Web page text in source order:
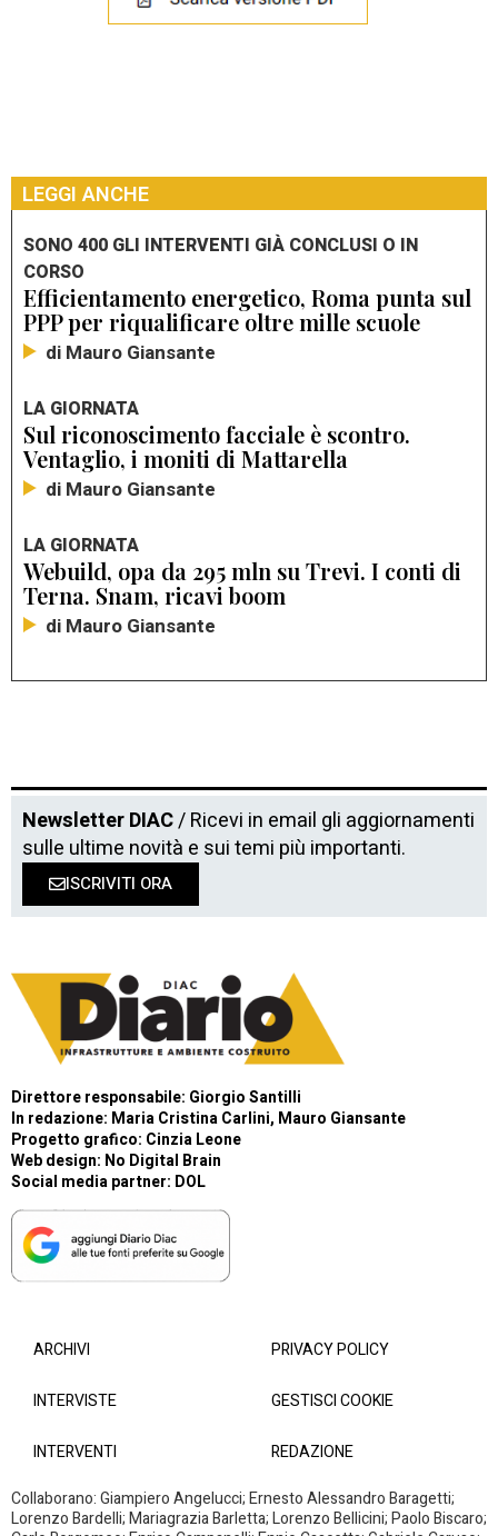
LEGGI ANCHE
SONO 400 GLI INTERVENTI GIÀ CONCLUSI O IN
CORSO
Efficientamento energetico, Roma punta sul
PPP per riqualificare oltre mille scuole
di Mauro Giansante
LA GIORNATA
Sul riconoscimento facciale è scontro.
Ventaglio, i moniti di Mattarella
di Mauro Giansante
LA GIORNATA
Webuild, opa da 295 mln su Trevi. I conti di
Terna. Snam, ricavi boom
di Mauro Giansante
Newsletter DIAC/ Ricevi in email gli aggiornamenti
sulle ultime novità e sui temi più importanti.
ISCRIVITI ORA
Direttore responsabile: Giorgio Santilli
In redazione: Maria Cristina Carlini, Mauro Giansante
Progetto grafico: Cinzia Leone
Web design: No Digital Brain
Social media partner: DOL
ARCHIVI
INTERVISTE
INTERVENTI
PRIVACY POLICY
GESTISCI COOKIE
REDAZIONE
Collaborano: Giampiero Angelucci; Ernesto Alessandro Baragetti;
Lorenzo Bardelli; Mariagrazia Barletta; Lorenzo Bellicini; Paolo Biscaro;